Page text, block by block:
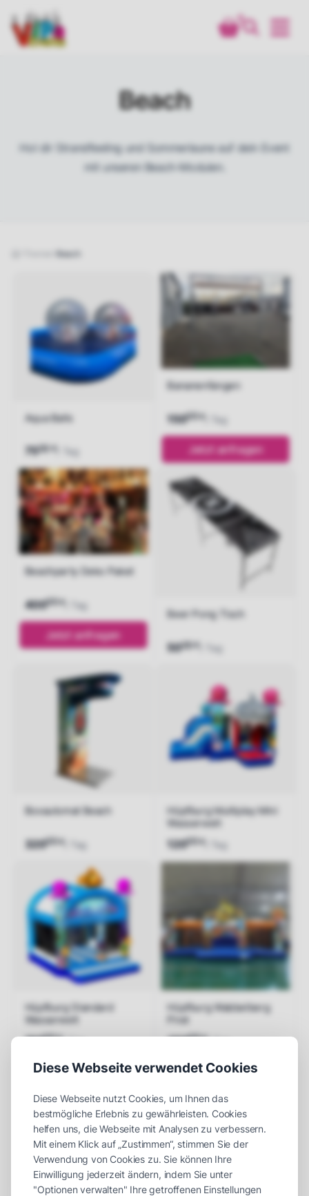
0
Beach
Hol dir Strandfeeling und Sommerlaune auf dein Event
mit unseren Beach-Modulen.
Beach
Aqua Balls
7500 / Tag
Jetzt anfragen
Bananenfangen
15000 / Tag
Jetzt anfragen
Beachparty Deko Paket
40000 / Tag
Jetzt anfragen
Beer Pong Tisch
5000 / Tag
Boxautomat Beach
32000 / Tag
Jetzt anfragen
Hüpfburg Multiplay Mini
Wasserwelt
12000 / Tag
Hüpfburg Standard
Wasserwelt
19500€
Jetzt anfragen
Hüpfburg Wabbelberg
Pirat
45000€
Jetzt anfragen
Diese Webseite verwendet Cookies
Diese Webseite nutzt Cookies, um Ihnen das
bestmögliche Erlebnis zu gewährleisten. Cookies
helfen uns, die Webseite mit Analysen zu verbessern.
Mit einem Klick auf „Zustimmen“, stimmen Sie der
Verwendung von Cookies zu. Sie können Ihre
Einwilligung jederzeit ändern, indem Sie unter
"Optionen verwalten" Ihre getroffenen Einstellungen